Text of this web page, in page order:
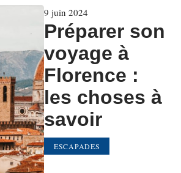
9 juin 2024
Préparer son
voyage à
Florence :
les choses à
savoir
ESCAPADES